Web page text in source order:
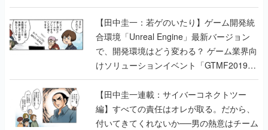
のいたり】
【田中圭一：若ゲのいたり】ゲーム開発統
合環境「Unreal Engine」最新バージョン
で、開発環境はどう変わる？ ゲーム業界向
けソリューションイベント「GTMF2019」
に行って、より理解を深めよう【PR】
【田中圭一連載：サイバーコネクトツー
編】すべての責任はオレが取る。だから、
付いてきてくれないか──男の熱意はチーム